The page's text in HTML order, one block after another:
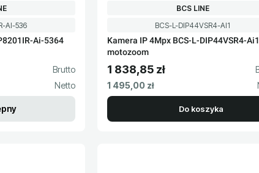
AI-536
Ai-5364
Kod produktu
BCS-L-DIP44VSR4-AI1
Kamera IP 4Mpx BCS-L-DIP44VSR4-Ai1
motozoom
PRODUCENT
BCS LINE
Cena brutto
1 838,85 zł
Cena netto
1 495,00 zł
Do koszyka